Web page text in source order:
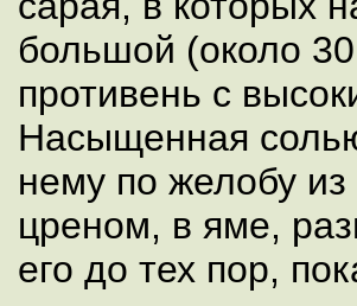
большой (около
противень с
Насыщенная
нему по желобу
цреном, в яме,
его до тех пор,